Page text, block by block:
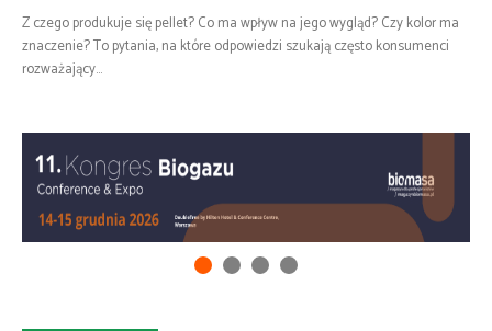
Z czego produkuje się pellet? Co ma wpływ na jego wygląd? Czy kolor ma
znaczenie? To pytania, na które odpowiedzi szukają często konsumenci
rozważający...